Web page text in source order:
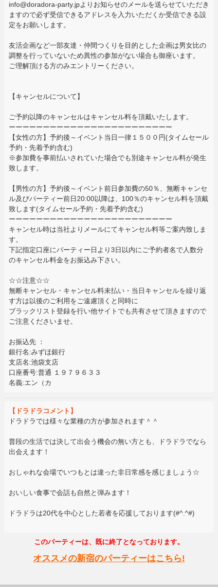
info@doradora-party.jpよりお知らせのメールを送らせていただき
ますので必ず受信できるアドレスを入力いただくか受信できる設
定をお願いします。
友活企画など一部友達・仲間つくりを目的とした企画は男女比の
調整を行っていないため異性の参加がない場合も御座います。
ご理解頂ける方のみエントリーください。
【キャンセルについて】
ご予約以降のキャンセルはキャンセル料を頂戴いたします。
ーーーーーーーーーーーーーーーーーーーーーーーー
【女性の方】予約後～イベント当日一律１５００円(タイムセール
予約・先着予約含む)
※参加費を事前払いされていた場合でも別途キャンセル料が発生
致します。
【男性の方】予約後～イベント前日参加費の50％、無断キャンセ
ル及びパーティー前日20:00以降は、100％のキャンセル料を頂戴
致します(タイムセール予約・先着予約含む)
ーーーーーーーーーーーーーーーーーーーーーーーー
キャンセル時は当社よりメールにてキャンセル料等ご案内致しま
す。
下記指定口座にパーティー日より3日以内にご予約者名で人数分
のキャンセル料金をお振込み下さい。
☆☆注意☆☆
無断キャンセル・キャンセル料未払い・当日キャンセルを繰り返
す方は以後のご利用をご遠慮頂くと同時に
ブラックリスト登録を行い他サイトでも共有させて頂きますので
ご注意くださいませ。
お振込先 ：
銀行名:みずほ銀行
支店名:池袋支店
口座番号:普通 １９７９６３３
名義:エン（カ
【ドラドラコメント】
ドラドラでは様々な業種の方が参加されます＾＾
普段の生活では決して出会う機会の無い方とも、ドラドラでなら
出会えます！
おしゃれな会場でいつもとは違った非日常感を感じましょう☆
おいしい食事で会話も自然と弾みます！
ドラドラは20代を中心とした若者を応援しております(#^.^#)
このパーティーは、既に終了となっております。
オススメの新宿のパーティーはこちら!